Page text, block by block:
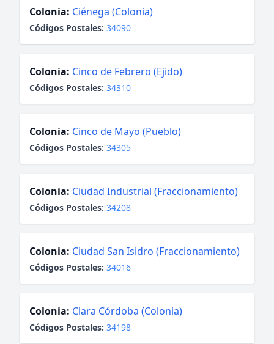
Colonia: Ciénega (Colonia)
Códigos Postales: 34090
Colonia: Cinco de Febrero (Ejido)
Códigos Postales: 34310
Colonia: Cinco de Mayo (Pueblo)
Códigos Postales: 34305
Colonia: Ciudad Industrial (Fraccionamiento)
Códigos Postales: 34208
Colonia: Ciudad San Isidro (Fraccionamiento)
Códigos Postales: 34016
Colonia: Clara Córdoba (Colonia)
Códigos Postales: 34198